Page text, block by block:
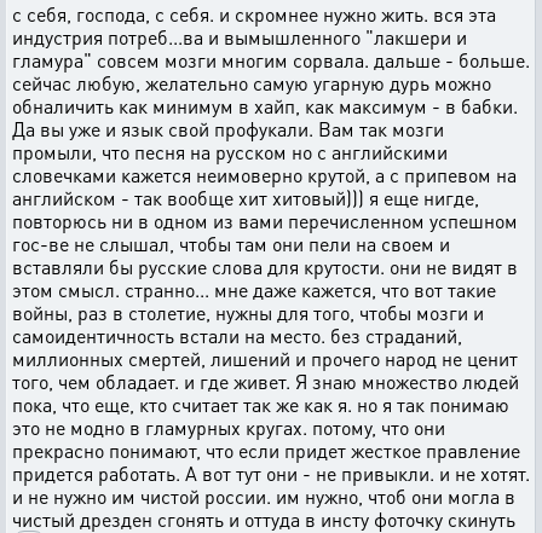
с себя, господа, с себя. и скромнее нужно жить. вся эта
индустрия потреб...ва и вымышленного "лакшери и
гламура" совсем мозги многим сорвала. дальше - больше.
сейчас любую, желательно самую угарную дурь можно
обналичить как минимум в хайп, как максимум - в бабки.
Да вы уже и язык свой профукали. Вам так мозги
промыли, что песня на русском но с английскими
словечками кажется неимоверно крутой, а с припевом на
английском - так вообще хит хитовый))) я еще нигде,
повторюсь ни в одном из вами перечисленном успешном
гос-ве не слышал, чтобы там они пели на своем и
вставляли бы русские слова для крутости. они не видят в
этом смысл. странно... мне даже кажется, что вот такие
войны, раз в столетие, нужны для того, чтобы мозги и
самоидентичность встали на место. без страданий,
миллионных смертей, лишений и прочего народ не ценит
того, чем обладает. и где живет. Я знаю множество людей
пока, что еще, кто считает так же как я. но я так понимаю
это не модно в гламурных кругах. потому, что они
прекрасно понимают, что если придет жесткое правление
придется работать. А вот тут они - не привыкли. и не хотят.
и не нужно им чистой россии. им нужно, чтоб они могла в
чистый дрезден сгонять и оттуда в инсту фоточку скинуть